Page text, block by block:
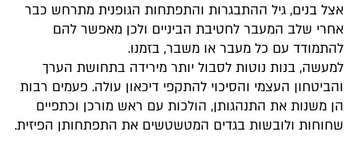
אצל בנים, גיל ההתבגרות והתפתחות הגופנית מתרחש כבר
אחרי שלב המעבר לחטיבת הביניים ולכן מאפשר להם
להתמודד עם כל מעבר או משבר, בזמנו.
למעשה, בנות נוטות לסבול יותר מירידה בתחושת הערך
והביטחון העצמי והסיכוי להתקפי דיכאון עולה. פעמים רבות
הן משנות את התנהגותן, הולכות עם ראש מורכן וכתפיים
שחוחות ולובשות בגדים המטשטשים את התפתחותן הפיזית.